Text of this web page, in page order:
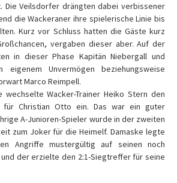
Die Veilsdorfer drängten dabei verbissener
die Wackeraner ihre spielerische Linie bis
Kurz vor Schluss hatten die Gäste kurz
vergaben dieser aber. Auf der
in dieser Phase Kapitän Niebergall und
eigenem Unvermögen beziehungsweise
Marco Reimpell.
wechselte Wacker-Trainer Heiko Stern den
für Christian Otto ein. Das war ein guter
A-Junioren-Spieler wurde in der zweiten
zum Joker für die Heimelf. Damaske legte
Angriffe mustergültig auf seinen noch
der erzielte den 2:1-Siegtreffer für seine